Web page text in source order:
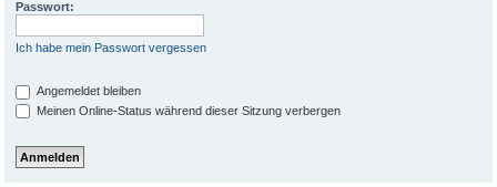
Passwort:
Ich habe mein Passwort vergessen
Angemeldet bleiben
Meinen Online-Status während dieser Sitzung verbergen